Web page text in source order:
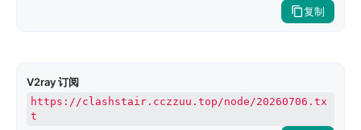
复制
V2ray 订阅
https://clashstair.cczzuu.top/node/20260706.tx
t